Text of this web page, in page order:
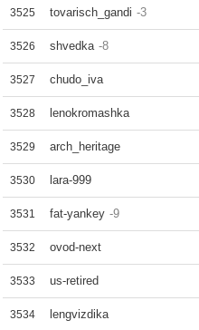
3525 tovarisch_gandi -3
3526 shvedka -8
3527 chudo_iva
3528 lenokromashka
3529 arch_heritage
3530 lara-999
3531 fat-yankey -9
3532 ovod-next
3533 us-retired
3534 lengvizdika